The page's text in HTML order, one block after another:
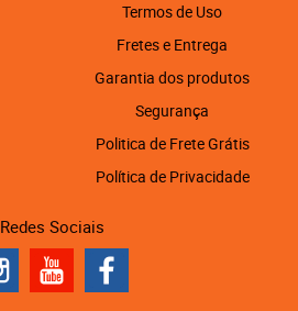
Termos de Uso
Fretes e Entrega
Garantia dos produtos
Segurança
Politica de Frete Grátis
Política de Privacidade
Redes Sociais